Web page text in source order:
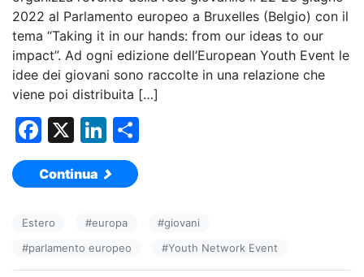
2022 al Parlamento europeo a Bruxelles (Belgio) con il
tema “Taking it in our hands: from our ideas to our
impact”. Ad ogni edizione dell’European Youth Event le
idee dei giovani sono raccolte in una relazione che
viene poi distribuita […]
F
a
c
b
o
X
Li
n
k
dI
n
vi
Continua
Estero #europa #giovani
#parlamento europeo #Youth Network Event